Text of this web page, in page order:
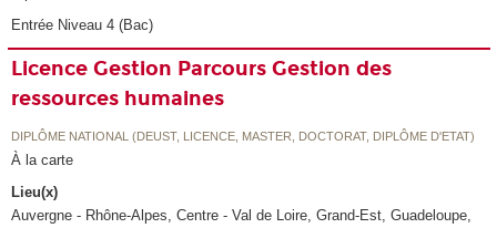
Entrée Niveau 4 (Bac)
Licence Gestion Parcours Gestion des
ressources humaines
DIPLÔME NATIONAL (DEUST, LICENCE, MASTER, DOCTORAT, DIPLÔME D'ETAT)
À la carte
Lieu(x)
Auvergne - Rhône-Alpes, Centre - Val de Loire, Grand-Est, Guadeloupe,